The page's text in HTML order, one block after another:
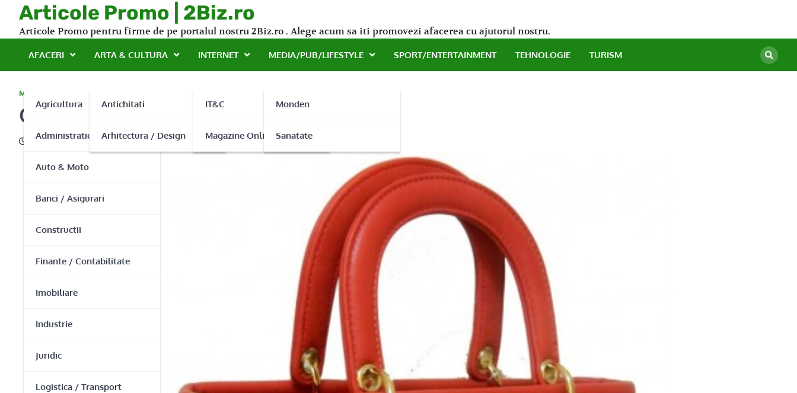
content
Articole Promo | 2Biz.ro
Articole Promo pentru firme de pe portalul nostru 2Biz.ro . Alege acum sa iti promovezi afacerea cu ajutorul nostru.
AFACERI
Agricultura
Administratie Publica
Auto & Moto
Banci / Asigurari
Constructii
Finante / Contabilitate
Imobiliare
Industrie
Juridic
Logistica / Transport
ARTA & CULTURA
Antichitati
Arhitectura / Design
INTERNET
IT&C
Magazine Online
MEDIA/PUB/LIFESTYLE
Monden
Sanatate
SPORT/ENTERTAINMENT TEHNOLOGIE TURISM
MONDEN
Genti de dama de la Dbags
23/07/2015